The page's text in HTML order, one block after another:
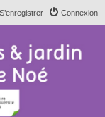
Connexion
S’enregistrer